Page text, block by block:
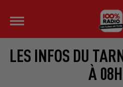
LES INFOS DU
À